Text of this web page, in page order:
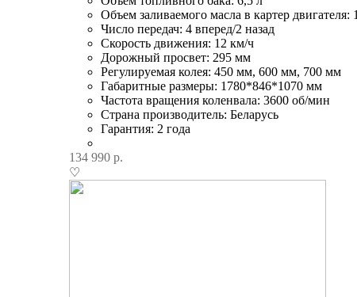
Объем заливаемого масла в картер двигателя:
Число передач: 4 вперед/2 назад
Скорость движения: 12 км/ч
Дорожный просвет: 295 мм
Регулируемая колея: 450 мм, 600 мм, 700 мм
Габаритные размеры: 1780*846*1070 мм
Частота вращения коленвала: 3600 об/мин
Страна производитель: Беларусь
Гарантия: 2 года
134 990 р.
♡